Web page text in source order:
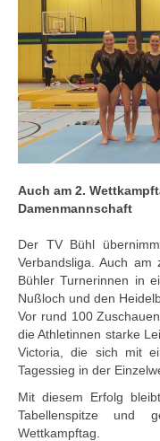
Auch am 2.
Damenmannschaft
Der TV Bühl
Verbandsliga. Auch am
Bühler Turnerinnen in
Nußloch und den
Vor rund 100
die Athletinnen starke
Victoria, die sich mit
Tagessieg in der
Mit diesem Erfolg
Tabellenspitze und
Wettkampftag.